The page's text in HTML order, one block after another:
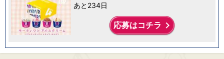
あと234日
応募はコチラ keyboard_arrow_right